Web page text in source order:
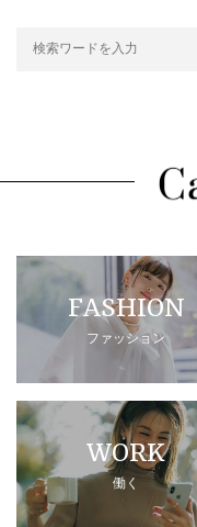
FASHION
ファッション
WORK
働く